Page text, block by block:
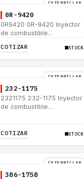
CATERPILLAR
0R-9420
0R9420 0R-9420 Inyector
de combustible
775D D9R D10R 657E 631E
COTIZAR STOCK
CATERPILLAR
232-1175
2321175 232-1175 Inyector
de combustible
988F II
COTIZAR STOCK
CATERPILLAR
386-1758